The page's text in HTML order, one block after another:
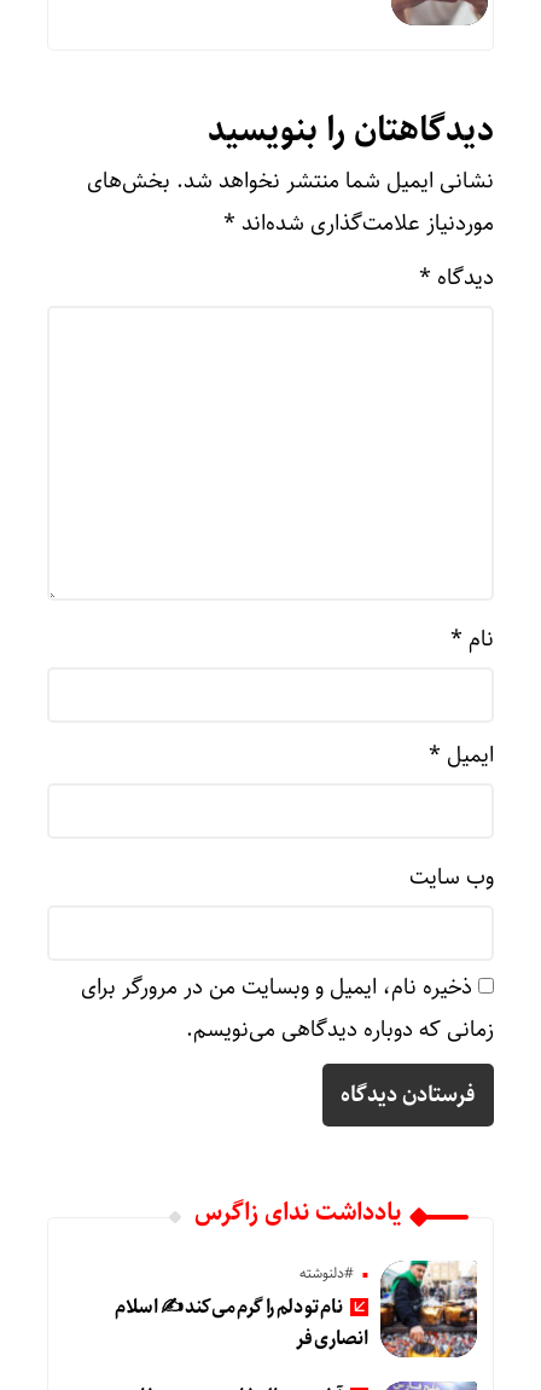
دیدگاهتان را بنویسید
نشانی ایمیل شما منتشر نخواهد شد. بخش‌های
موردنیاز علامت‌گذاری شده‌اند *
دیدگاه *
نام *
ایمیل *
وب‌ سایت
ذخیره نام، ایمیل و وبسایت من در مرورگر برای
زمانی که دوباره دیدگاهی می‌نویسم.
یادداشت ندای زاگرس
#دلنوشته
نام تو دلم را گرم می‌کند ✍️ اسلام
انصاری فر